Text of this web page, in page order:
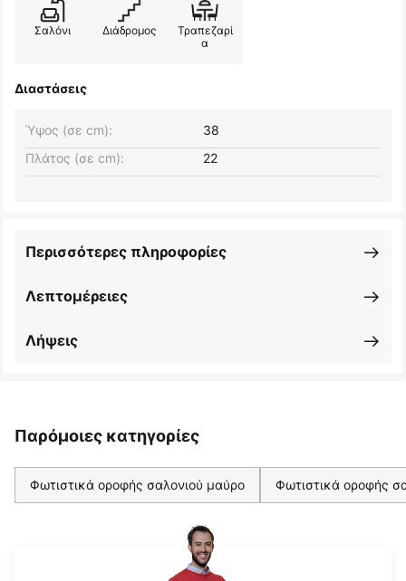
Σαλόνι Διάδρομος
Τραπεζαρί
α
Διαστάσεις
Πλάτος (σε cm): 22
Ύψος (σε cm): 38
Λεπτομέρειες
Περισσότερες πληροφορίες
Λήψεις
Παρόμοιες κατηγορίες
Φωτιστικά οροφής σαλονιού μαύρο Φωτιστικά οροφής